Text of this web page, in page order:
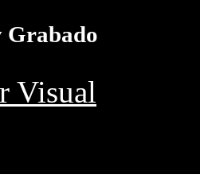
Visual